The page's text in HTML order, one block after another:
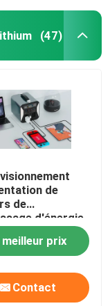
(47)
de
de
d'énergie
1000W 500w
meilleur prix
Contact